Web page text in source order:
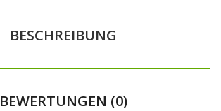
BESCHREIBUNG
BEWERTUNGEN (0)